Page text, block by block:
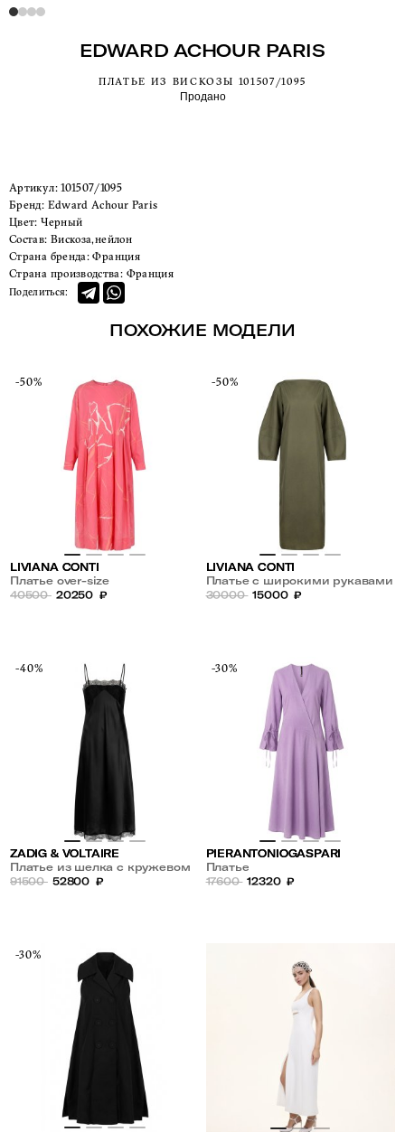
EDWARD ACHOUR PARIS
ПЛАТЬЕ ИЗ ВИСКОЗЫ 101507/1095
Продано
Артикул:101507/1095
Бренд:
Edward Achour Paris
Цвет:
Черный
Состав: Вискоза,нейлон
Страна бренда: Франция
Страна производства: Франция
Поделиться:
ПОХОЖИЕ МОДЕЛИ
-50%
LIVIANA CONTI
Платье over-size
40500 20250 ₽
-50%
LIVIANA CONTI
Платье с широкими рукавами
30000 15000 ₽
-40%
ZADIG & VOLTAIRE
Платье из шелка с кружевом
91500 52800 ₽
-30%
PIERANTONIOGASPARI
Платье
17600 12320 ₽
-30%